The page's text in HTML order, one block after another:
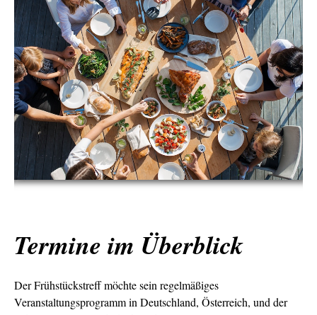
Termine im Überblick
Der Frühstückstreff möchte sein regelmäßiges
Veranstaltungsprogramm in Deutschland, Österreich, und der